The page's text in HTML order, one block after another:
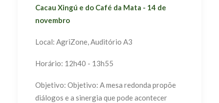
Cacau Xingú e do Café da Mata - 14 de
novembro
Local: AgriZone, Auditório A3
Horário: 12h40 - 13h55
Objetivo: Objetivo: A mesa redonda propõe
diálogos e a sinergia que pode acontecer